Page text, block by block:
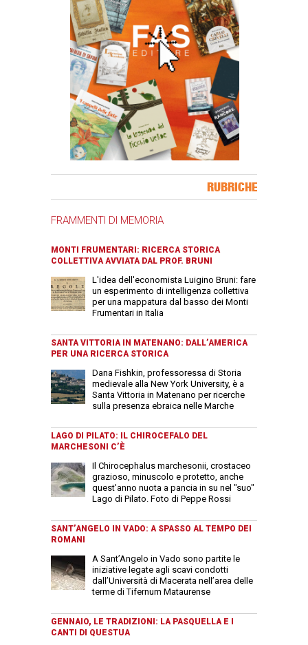
RUBRICHE
FRAMMENTI DI MEMORIA
MONTI FRUMENTARI: RICERCA STORICA
COLLETTIVA AVVIATA DAL PROF. BRUNI
L'idea dell'economista Luigino Bruni: fare
un esperimento di intelligenza collettiva
per una mappatura dal basso dei Monti
Frumentari in Italia
SANTA VITTORIA IN MATENANO: DALL’AMERICA
PER UNA RICERCA STORICA
Dana Fishkin, professoressa di Storia
medievale alla New York University, è a
Santa Vittoria in Matenano per ricerche
sulla presenza ebraica nelle Marche
LAGO DI PILATO: IL CHIROCEFALO DEL
MARCHESONI C’È
Il Chirocephalus marchesonii, crostaceo
grazioso, minuscolo e protetto, anche
quest'anno nuota a pancia in su nel "suo"
Lago di Pilato. Foto di Peppe Rossi
SANT’ANGELO IN VADO: A SPASSO AL TEMPO DEI
ROMANI
A Sant’Angelo in Vado sono partite le
iniziative legate agli scavi condotti
dall’Università di Macerata nell’area delle
terme di Tifernum Mataurense
GENNAIO, LE TRADIZIONI: LA PASQUELLA E I
CANTI DI QUESTUA